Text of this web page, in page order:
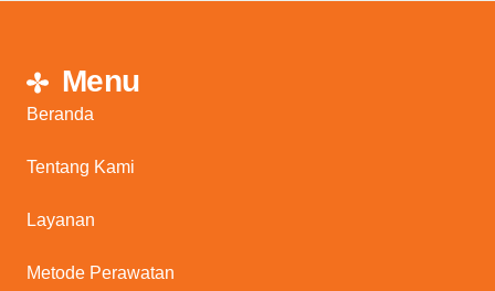
Menu
Beranda
Tentang Kami
Layanan
Metode Perawatan